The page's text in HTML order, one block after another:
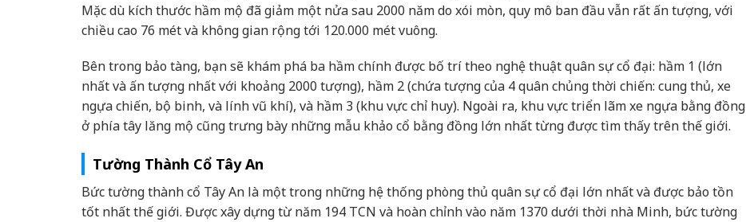
Mặc dù kích thước hầm mộ đã giảm một nửa sau 2000 năm do xói mòn, quy mô ban đầu vẫn rất ấn tượng, với
chiều cao 76 mét và không gian rộng tới 120.000 mét vuông.
Bên trong bảo tàng, bạn sẽ khám phá ba hầm chính được bố trí theo nghệ thuật quân sự cổ đại: hầm 1 (lớn
nhất và ấn tượng nhất với khoảng 2000 tượng), hầm 2 (chứa tượng của 4 quân chủng thời chiến: cung thủ, xe
ngựa chiến, bộ binh, và lính vũ khí), và hầm 3 (khu vực chỉ huy). Ngoài ra, khu vực triển lãm xe ngựa bằng đồng
ở phía tây lăng mộ cũng trưng bày những mẫu khảo cổ bằng đồng lớn nhất từng được tìm thấy trên thế giới.
Tường Thành Cổ Tây An
Bức tường thành cổ Tây An là một trong những hệ thống phòng thủ quân sự cổ đại lớn nhất và được bảo tồn
tốt nhất thế giới. Được xây dựng từ năm 194 TCN và hoàn chỉnh vào năm 1370 dưới thời nhà Minh, bức tường